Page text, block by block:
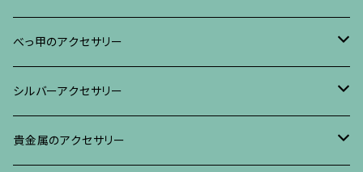
ブレスレット・バングル、その他
ブレスレット、その他
ネックレス、ペンダント
リング
ブレスレット、その他
イヤリング・ピアス
ネックレス、ペンダント
リング
べっ甲に蒔絵のアクセサリー
ブローチ
イヤリング・ピアス
真珠に蒔絵のアクセサリー
ブローチ
水晶に蒔絵のアクセサリー
べっ甲のアクセサリー
ブローチ
イヤリング、ピアス
シルバーアクセサリー
ブローチ
貴金属のアクセサリー